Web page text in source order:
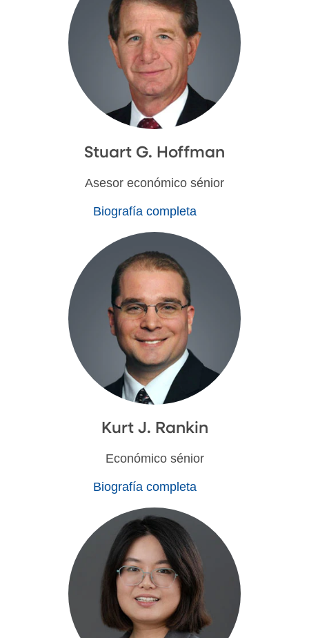
Stuart G. Hoffman
Asesor económico sénior
Biografía completa
Kurt J. Rankin
Económico sénior
Biografía completa